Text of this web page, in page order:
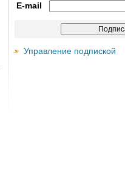
E-mail
Управление подпиской